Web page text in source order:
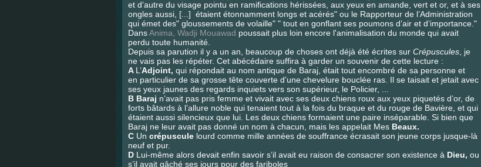
et d’autre du visage pointu en ramifications hérissées, aux yeux en amande, vert et or, et à ses
ongles aussi, [...] étaient étonnamment longs et acérés" ou le Rapporteur de l’Administration
qui émet des" gloussements de volaille" " tout en gonflant ses poumons d’air et d’importance."
DansAnima, Wadji Mouawad poussait plus loin encore l'animalisation du monde qui avait
perdu toute humanité.
Depuis sa parution il y a un an, beaucoup de choses ont déjà été écrites sur Crépuscules , je
ne vais pas les répéter. Cet abécédaire suffira à garder un souvenir de cette lecture :
A L’Adjoint, qui répondait au nom antique de Baraj, était tout encombré de sa personne et
en particulier de sa grosse tête couverte d’une chevelure bouclée ras. Il se taisait et jetait avec
ses yeux jaunes des regards inquiets vers son supérieur, le Policier, ...
B Baraj n’avait pas pris femme et vivait avec ses deux chiens roux aux yeux piquetés d’or, de
forts bâtards à l’allure noble qui tenaient tout à la fois du braque et du rouge de Bavière, et qui
étaient aussi silencieux que lui. Les deux chiens formaient une paire inséparable. Si bien que
Baraj ne leur avait pas donné un nom à chacun, mais les appelait Mes Beaux.
C Un crépuscule lourd comme mille années de souffrance écrasait son jeune corps jusque-là
neuf et pur.
D Lui-même alors devait enfin savoir s’il avait eu raison de consacrer son existence à Dieu, ou
s’il avait gâché ses jours pour des fariboles